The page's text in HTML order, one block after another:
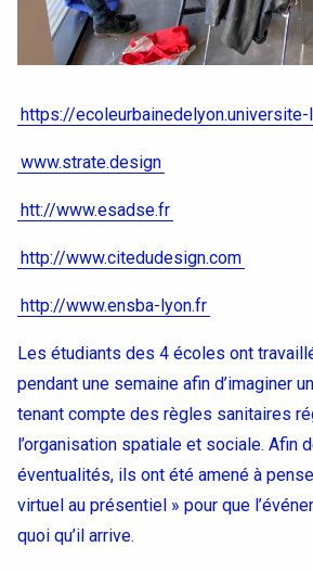
Accéder au site officiel de l'école
https://ecoleurbainedelyon.universite-
www.strate.design
htt://www.esadse.fr
http://www.citedudesign.com
http://www.ensba-lyon.fr
Les étudiants des 4 écoles ont
pendant une semaine afin d’imaginer
tenant compte des règles sanitaires
l’organisation spatiale et sociale. Afin
éventualités, ils ont été amené à
virtuel au présentiel » pour que
quoi qu’il arrive.